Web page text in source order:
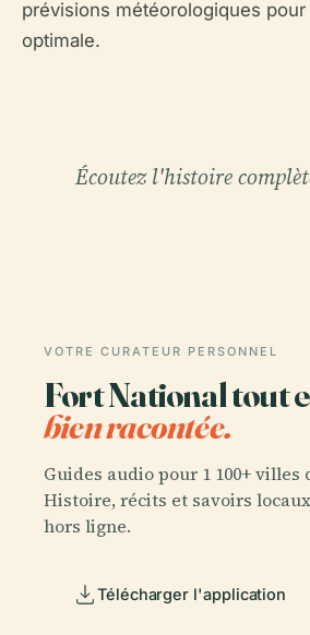
prévisions météorologiques
optimale.
Écoutez l'histoire
VOTRE CURATEUR PERSONNEL
Fort National tout
bien racontée.
Guides audio pour 1 100+ villes
Histoire, récits et savoirs
hors ligne.
Télécharger l'application